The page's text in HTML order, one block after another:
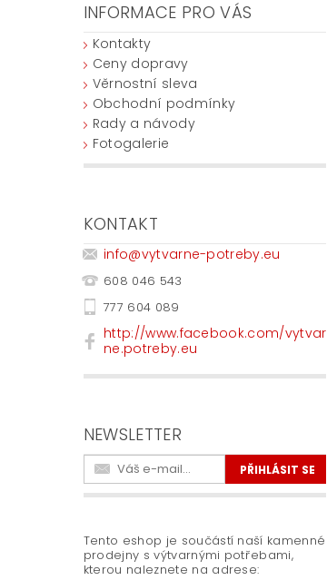
INFORMACE PRO VÁS
Kontakty
Ceny dopravy
Věrnostní sleva
Obchodní podmínky
Rady a návody
Fotogalerie
KONTAKT
info@vytvarne-potreby.eu
608 046 543
777 604 089
http://www.facebook.com/vytvar
ne.potreby.eu
NEWSLETTER
Tento eshop je součástí naší kamenné
prodejny s výtvarnými potřebami,
kterou naleznete na adrese: